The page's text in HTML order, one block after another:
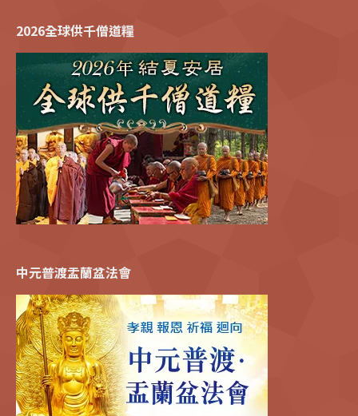
2026全球供千僧道糧
中元普渡盂蘭盆法會